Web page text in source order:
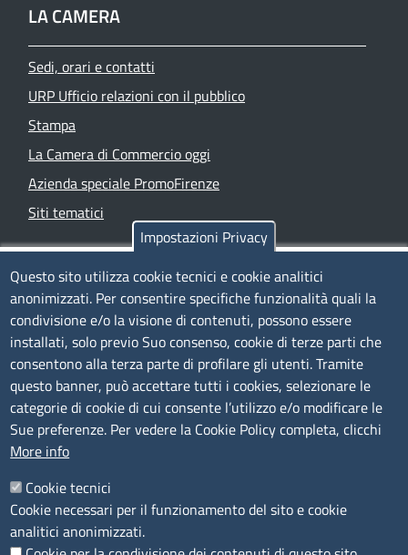
LA CAMERA
Sedi, orari e contatti
URP Ufficio relazioni con il pubblico
Stampa
La Camera di Commercio oggi
Azienda speciale PromoFirenze
Siti tematici
TRASPARENZA
Albo Online
Amministrazione trasparente
Bandi e concorsi
Segnalazioni Whistleblowing
Accessibilità
IBAN e pagamenti informatici
Informative privacy e cookie
Verifiche PA
Attuazione misure PNRR
Impostazioni Privacy
Questo sito utilizza cookie tecnici e cookie analitici
anonimizzati. Per consentire specifiche funzionalità quali la
condivisione e/o la visione di contenuti, possono essere
installati, solo previo Suo consenso, cookie di terze parti che
consentono alla terza parte di profilare gli utenti. Tramite
questo banner, può accettare tutti i cookies, selezionare le
categorie di cookie di cui consente l’utilizzo e/o modificare le
Sue preferenze. Per vedere la Cookie Policy completa, clicchi
More info
Cookie tecnici
Cookie necessari per il funzionamento del sito e cookie
analitici anonimizzati.